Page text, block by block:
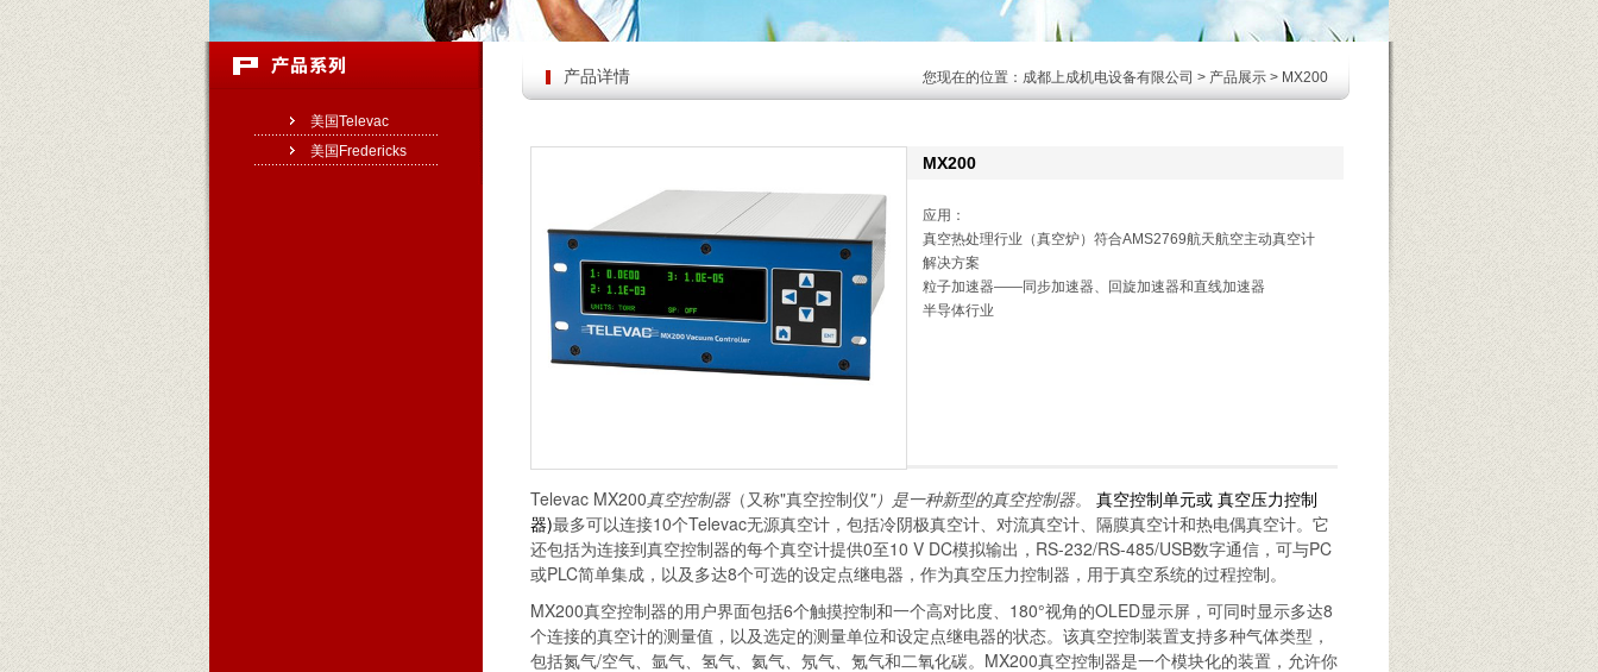
美国Televac
美国Fredericks
产品详情 您现在的位置： 成都上成机电设备有限公司 > 产品展示 > MX200
MX200
应用：
真空热处理行业（真空炉）符合AMS2769航天航空主动真空计
解决方案
粒子加速器——同步加速器、回旋加速器和直线加速器
半导体行业
Televac MX200真空控制器（又称"真空控制仪"）是一种新型的真空控制器。 真空控制单元或 真空压力控制
器)最多可以连接10个Televac无源真空计，包括冷阴极真空计、对流真空计、隔膜真空计和热电偶真空计。它
还包括为连接到真空控制器的每个真空计提供0至10 V DC模拟输出，RS-232/RS-485/USB数字通信，可与PC
或PLC简单集成，以及多达8个可选的设定点继电器，作为真空压力控制器，用于真空系统的过程控制。
MX200真空控制器的用户界面包括6个触摸控制和一个高对比度、180°视角的OLED显示屏，可同时显示多达8
个连接的真空计的测量值，以及选定的测量单位和设定点继电器的状态。该真空控制装置支持多种气体类型，
包括氮气/空气、氩气、氢气、氦气、氖气、氪气和二氧化碳。MX200真空控制器是一个模块化的装置，允许你